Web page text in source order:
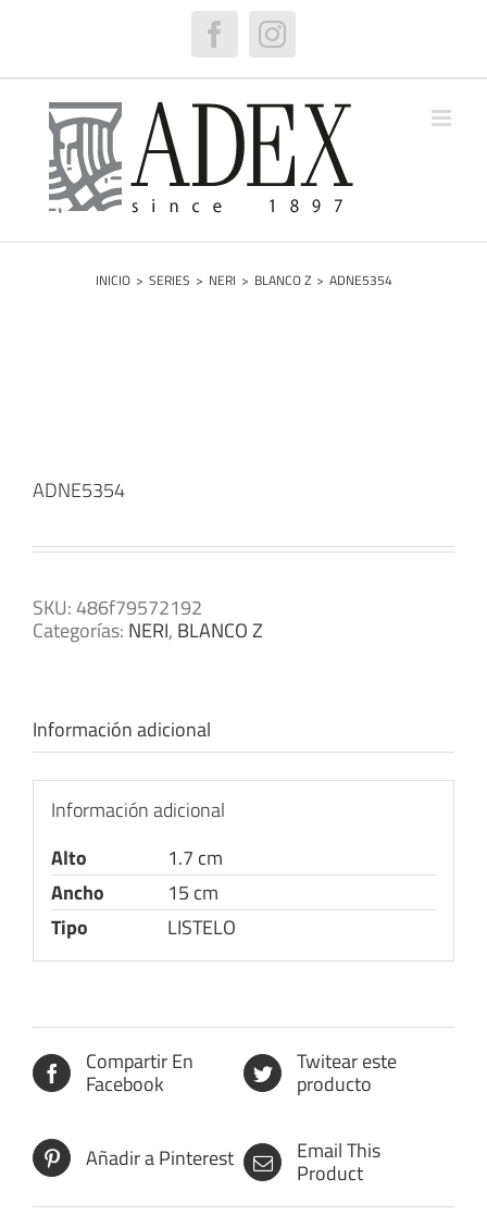
FacebookInstagram
INICIO > SERIES > NERI > BLANCO Z > ADNE5354
ADNE5354
SKU:486f79572192
Categorías: NERI, BLANCO Z
Información adicional
Información adicional
Alto
1.7 cm
Ancho
15 cm
Tipo
LISTELO
Compartir En
Facebook
Twitear este
producto
Añadir a Pinterest Email This
Product